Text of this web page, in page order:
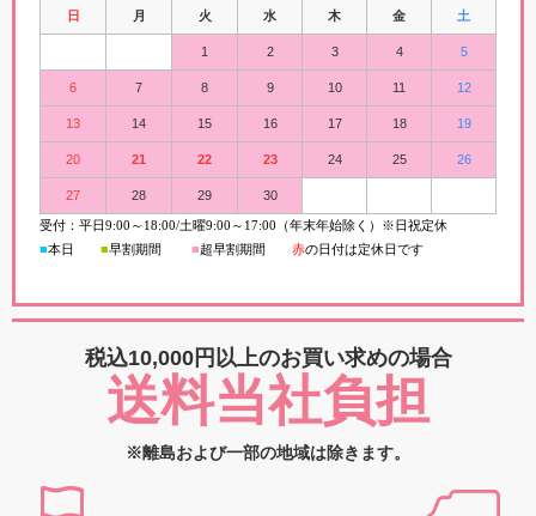
日 月 火 水 木 金 土
1 2 3 4 5
6 7 8 9 10 11 12
13 14 15 16 17 18 19
20 21 22 23 24 25 26
27 28 29 30
受付：平日9:00 ～ 18:00/土曜9:00 ～ 17:00（年末年始除く）※日祝定休
■本日 ■早割期間 ■超早割期間 赤の日付は定休日です
税込10,000円以上のお買い求めの場合
送料当社負担
※離島および一部の地域は除きます。